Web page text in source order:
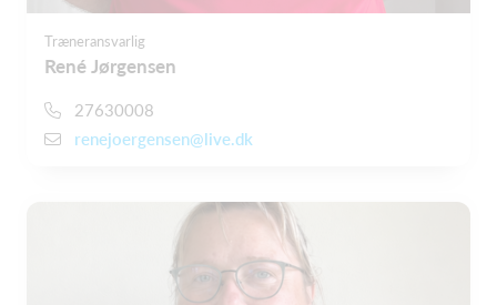
Træneransvarlig
René Jørgensen
27630008
renejoergensen@live.dk